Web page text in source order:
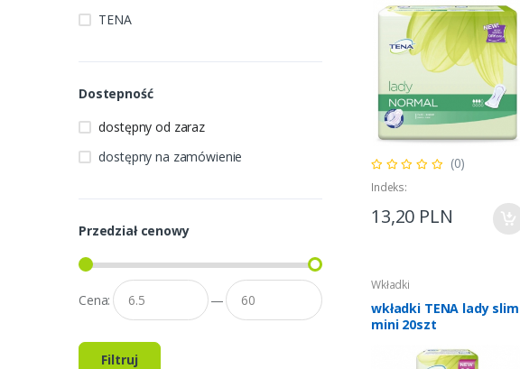
TENA
Dostepność
dostępny od zaraz
dostępny na zamówienie
Przedział cenowy
Cena: —
Filtruj
(0)
Indeks:
13,20 PLN
Wkładki
wkładki TENA lady slim
mini 20szt